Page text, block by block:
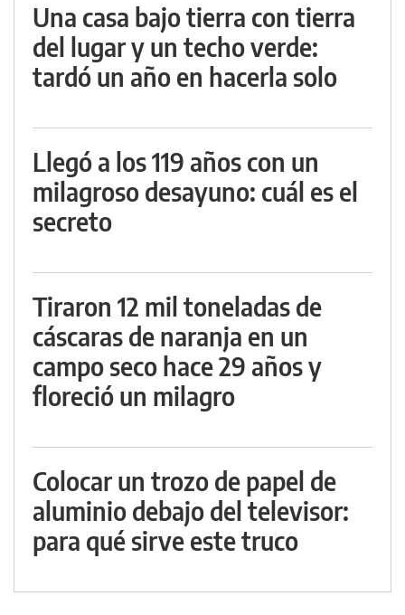
Una casa bajo tierra con tierra
del lugar y un techo verde:
tardó un año en hacerla solo
Llegó a los 119 años con un
milagroso desayuno: cuál es el
secreto
Tiraron 12 mil toneladas de
cáscaras de naranja en un
campo seco hace 29 años y
floreció un milagro
Colocar un trozo de papel de
aluminio debajo del televisor:
para qué sirve este truco